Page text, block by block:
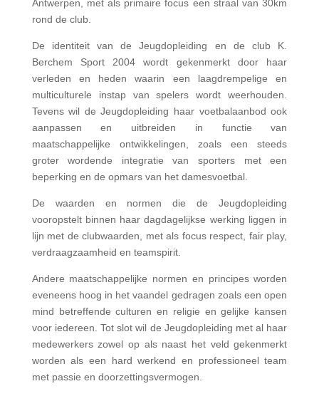
Antwerpen, met als primaire focus een straal van 30km
rond de club.
De identiteit van de Jeugdopleiding en de club K.
Berchem Sport 2004 wordt gekenmerkt door haar
verleden en heden waarin een laagdrempelige en
multiculturele instap van spelers wordt weerhouden.
Tevens wil de Jeugdopleiding haar voetbalaanbod ook
aanpassen en uitbreiden in functie van
maatschappelijke ontwikkelingen, zoals een steeds
groter wordende integratie van sporters met een
beperking en de opmars van het damesvoetbal.
De waarden en normen die de Jeugdopleiding
vooropstelt binnen haar dagdagelijkse werking liggen in
lijn met de clubwaarden, met als focus respect, fair play,
verdraagzaamheid en teamspirit.
Andere maatschappelijke normen en principes worden
eveneens hoog in het vaandel gedragen zoals een open
mind betreffende culturen en religie en gelijke kansen
voor iedereen. Tot slot wil de Jeugdopleiding met al haar
medewerkers zowel op als naast het veld gekenmerkt
worden als een hard werkend en professioneel team
met passie en doorzettingsvermogen.